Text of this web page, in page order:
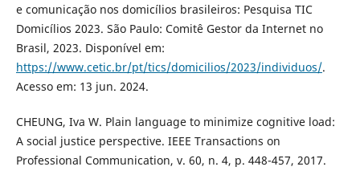
e comunicação nos domicílios brasileiros: Pesquisa TIC
Domicílios 2023. São Paulo: Comitê Gestor da Internet no
Brasil, 2023. Disponível em:
https://www.cetic.br/pt/tics/domicilios/2023/individuos/.
Acesso em: 13 jun. 2024.
CHEUNG, Iva W. Plain language to minimize cognitive load:
A social justice perspective. IEEE Transactions on
Professional Communication, v. 60, n. 4, p. 448-457, 2017.